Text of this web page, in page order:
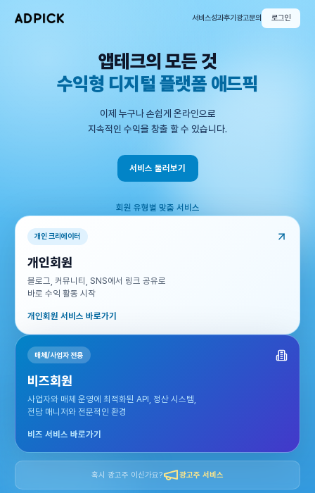
서비스성과후기 광고문의 로그인
앱테크의 모든 것
수익형 디지털 플랫폼 애드픽
이제 누구나 손쉽게 온라인으로
지속적인 수익을 창출 할 수 있습니다.
서비스 둘러보기
회원 유형별 맞춤 서비스
개인 크리에이터
개인회원
블로그, 커뮤니티, SNS에서 링크 공유로
바로 수익 활동 시작
개인회원 서비스 바로가기
매체/사업자 전용
비즈회원
사업자와 매체 운영에 최적화된 API, 정산 시스템,
전담 매니저와 전문적인 환경
비즈 서비스 바로가기
혹시 광고주 이신가요? 광고주 서비스